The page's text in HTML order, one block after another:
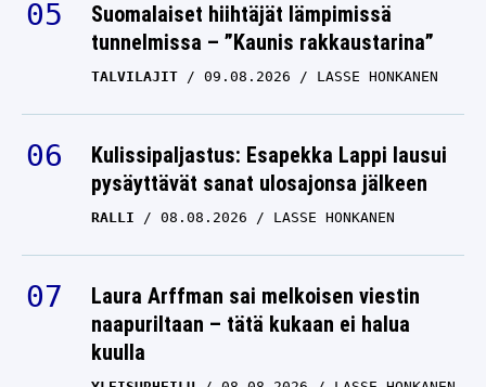
Suomalaiset hiihtäjät lämpimissä
tunnelmissa – ”Kaunis rakkaustarina”
TALVILAJIT 09.08.2026 LASSE HONKANEN
Kulissipaljastus: Esapekka Lappi lausui
pysäyttävät sanat ulosajonsa jälkeen
RALLI 08.08.2026 LASSE HONKANEN
Laura Arffman sai melkoisen viestin
naapuriltaan – tätä kukaan ei halua
kuulla